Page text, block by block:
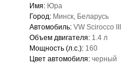
Имя: Юра
Город: Минск, Беларусь
Автомобиль: VW Scirocco III
Объем двигателя: 1.4 л
Мощность (л.с.): 160
Цвет автомобиля: черный